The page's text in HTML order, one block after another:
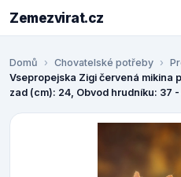
Zemezvirat.cz
Domů Chovatelské potřeby
Vsepropejska Zigi červená mikina
zad (cm): 24, Obvod hrudníku: 37